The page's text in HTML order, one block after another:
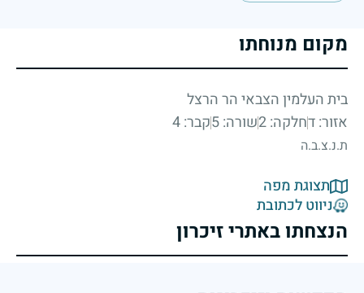
מקום מנוחתו
בית העלמין הצבאי הר הרצל
אזור: דחלקה: 2 שורה: 5 קבר: 4
ת.נ.צ.ב.ה
תצוגת מפה
ניווט לכתובת
הנצחתו באתרי זיכרון